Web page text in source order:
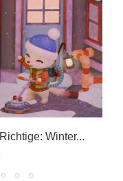
Winter...